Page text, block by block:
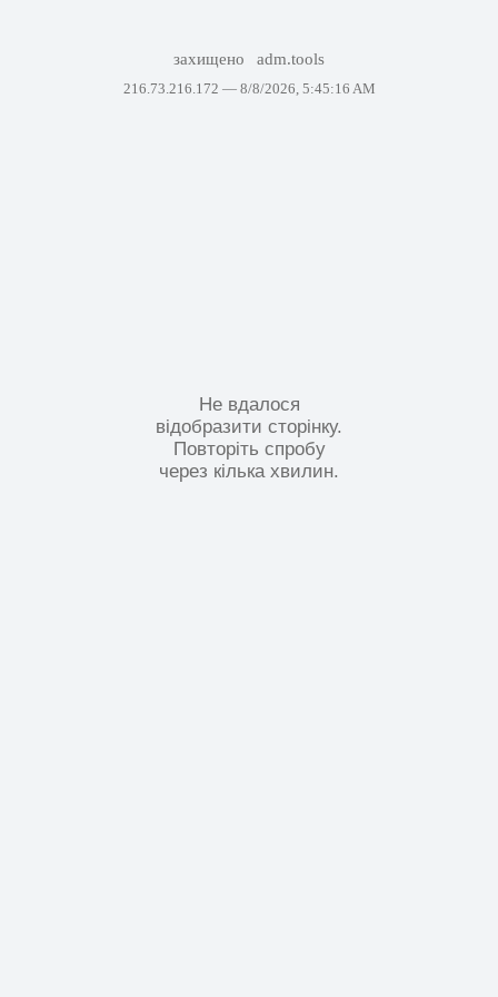
захищено adm.tools
216.73.216.172 — 8/8/2026, 5:45:16 AM
Не вдалося
відобразити сторінку.
Повторіть спробу
через кілька хвилин.